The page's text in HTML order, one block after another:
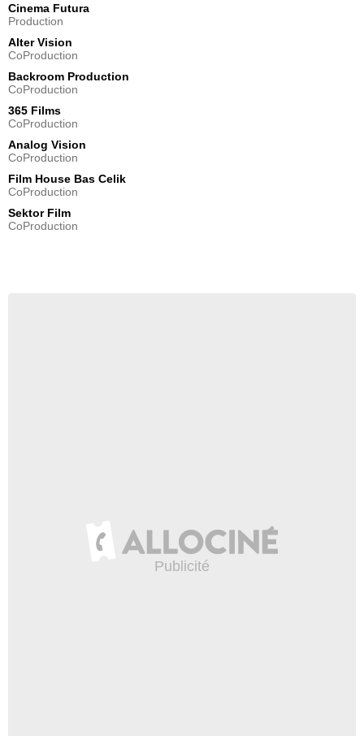
Cinema Futura
Production
Alter Vision
CoProduction
Backroom Production
CoProduction
365 Films
CoProduction
Analog Vision
CoProduction
Film House Bas Celik
CoProduction
Sektor Film
CoProduction